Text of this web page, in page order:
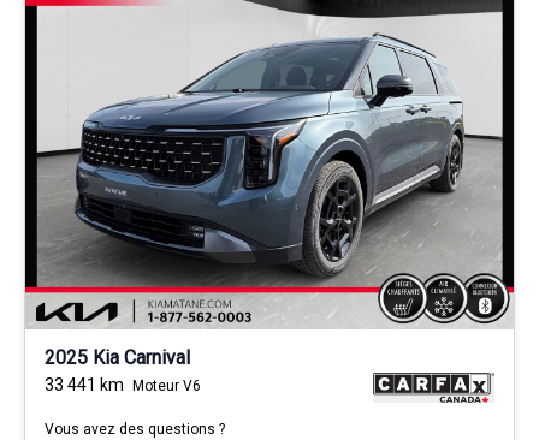
2025 Kia Carnival
33 441 km Moteur V6
Vous avez des questions ?